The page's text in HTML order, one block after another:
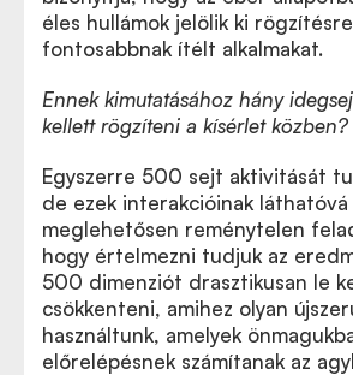
éles hullámok jelölik ki
fontosabbnak ítélt alkalmakat.
Ennek kimutatásához hány
kellett rögzíteni a kísérlet közben?
Egyszerre 500 sejt aktivitását
de ezek interakcióinak
meglehetősen reménytelen
hogy értelmezni tudjuk az
500 dimenziót drasztikusan le
csökkenteni, amihez olyan
használtunk, amelyek
előrelépésnek számítanak az